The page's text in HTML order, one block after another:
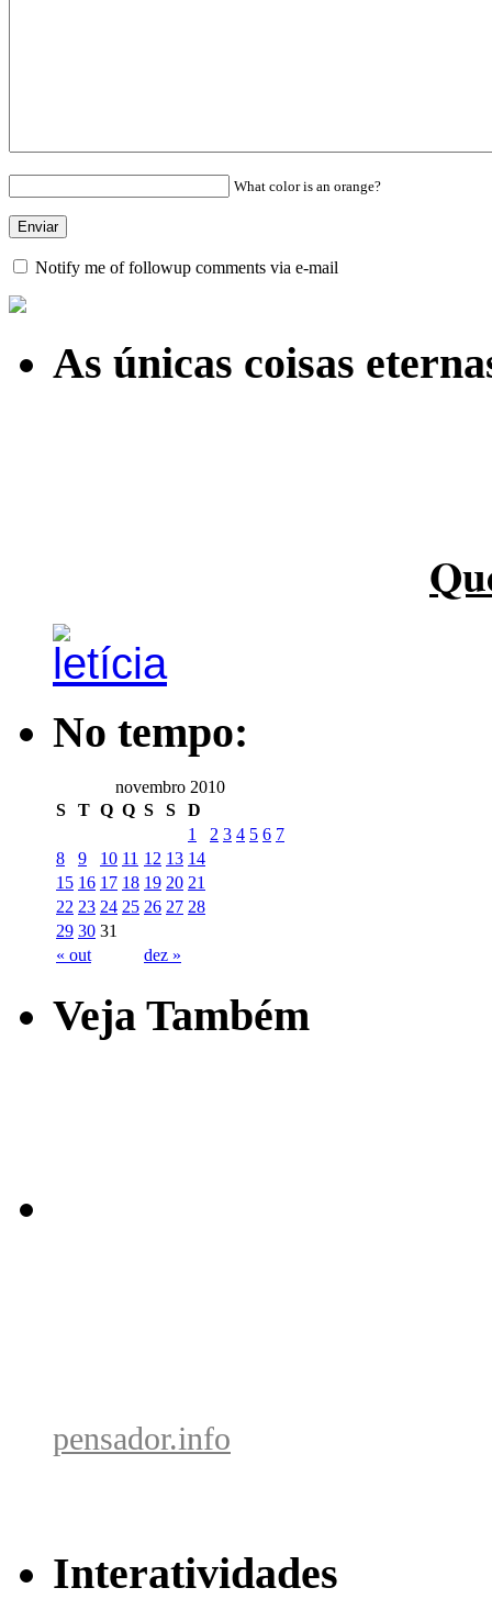
What color is an orange?
Notify me of followup comments via e-mail
As únicas coisas
No tempo:
novembro 2010
S
T Q Q S S D
« out dez »
1 2 3 4 5 6 7
8
9 10 11 12 13 14
15 16 17 18 19 20 21
22 23 24 25 26 27 28
29 30 31
Veja Também
pensador.info
Interatividades